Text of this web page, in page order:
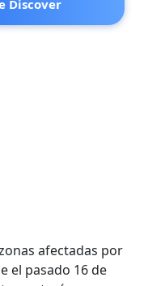
Discover
afectadas por
el pasado 16 de